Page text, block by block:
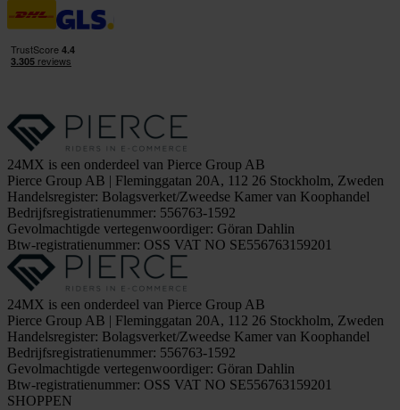
24MX is een onderdeel van Pierce Group AB
Pierce Group AB | Fleminggatan 20A, 112 26 Stockholm, Zweden
Handelsregister: Bolagsverket/Zweedse Kamer van Koophandel
Bedrijfsregistratienummer: 556763-1592
Gevolmachtigde vertegenwoordiger: Göran Dahlin
Btw-registratienummer: OSS VAT NO SE556763159201
24MX is een onderdeel van Pierce Group AB
Pierce Group AB | Fleminggatan 20A, 112 26 Stockholm, Zweden
Handelsregister: Bolagsverket/Zweedse Kamer van Koophandel
Bedrijfsregistratienummer: 556763-1592
Gevolmachtigde vertegenwoordiger: Göran Dahlin
Btw-registratienummer: OSS VAT NO SE556763159201
SHOPPEN